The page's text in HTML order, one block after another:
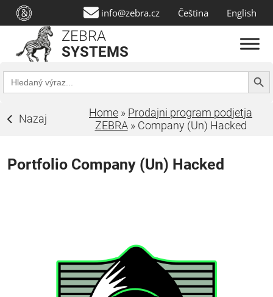
info@zebra.cz Čeština English
ZEBRA
SYSTEMS
Search
for:
Search
Nazaj Home » Prodajni program podjetja
ZEBRA» Company (Un) Hacked
Portfolio Company (Un) Hacked